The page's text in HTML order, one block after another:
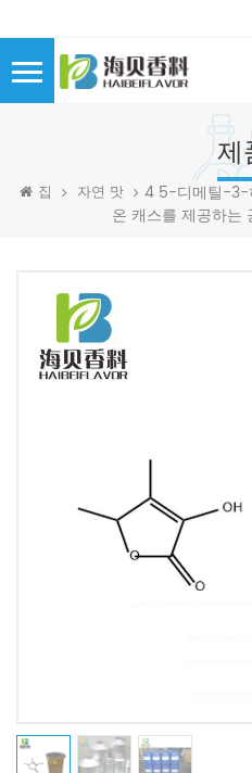
제
집 자연 맛
4 5-디메틸-3-
온 캐스를 제공하